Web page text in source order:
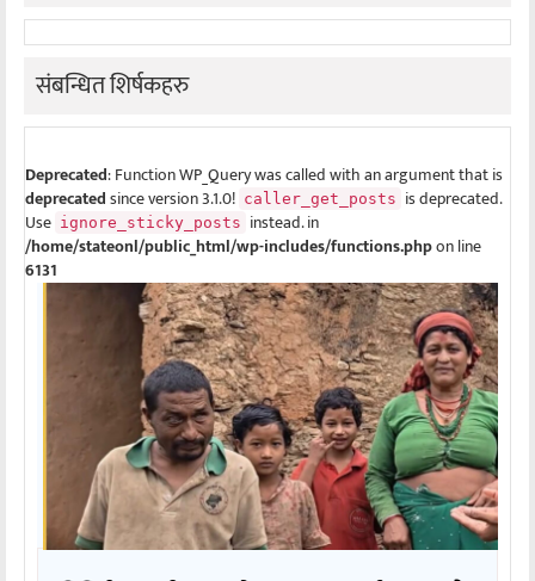
संबन्धित शिर्षकहरु
Deprecated: Function WP_Query was called with an argument that is
deprecatedsince version 3.1.0! caller_get_posts is deprecated.
Use ignore_sticky_posts instead. in
/home/stateonl/public_html/wp-includes/functions.phpon line
6131